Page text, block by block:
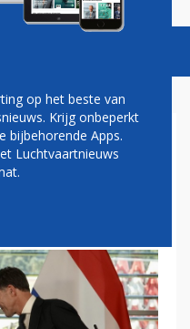
F-16'S
AAN
op het beste van
Krijg onbeperkt
bijbehorende Apps.
Luchtvaartnieuws